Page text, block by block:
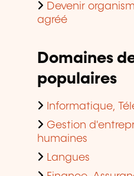
Devenir
agréé
Domaines
populaires
Informatique,
Gestion
humaines
Langues